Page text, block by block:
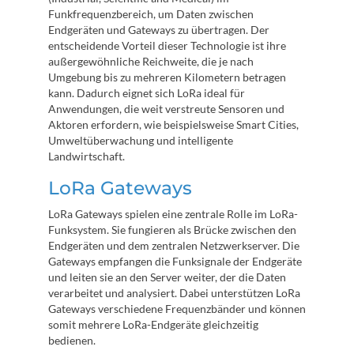
Funkfrequenzbereich, um Daten zwischen
Endgeräten und Gateways zu übertragen. Der
entscheidende Vorteil dieser Technologie ist ihre
außergewöhnliche Reichweite, die je nach
Umgebung bis zu mehreren Kilometern betragen
kann. Dadurch eignet sich LoRa ideal für
Anwendungen, die weit verstreute Sensoren und
Aktoren erfordern, wie beispielsweise Smart Cities,
Umweltüberwachung und intelligente
Landwirtschaft.
LoRa Gateways
LoRa Gateways spielen eine zentrale Rolle im LoRa-
Funksystem. Sie fungieren als Brücke zwischen den
Endgeräten und dem zentralen Netzwerkserver. Die
Gateways empfangen die Funksignale der Endgeräte
und leiten sie an den Server weiter, der die Daten
verarbeitet und analysiert. Dabei unterstützen LoRa
Gateways verschiedene Frequenzbänder und können
somit mehrere LoRa-Endgeräte gleichzeitig
bedienen.